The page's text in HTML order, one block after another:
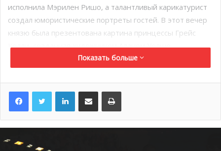
исполнила Мэрилен Ришо, а талантливый карикатурист
создал юмористические портреты гостей. В этот вечер
князю была презентована картина принцессы Грейс
Келли, созданная художником Аланом Уолше.
Выставка «Тёрнер: великое
наследие» открылась в
присутствии главы Монако
сотрудничестве с галереей Тейт представляет выставку
Показать больше
LinkedInПоделиться по электронной почте Распечатать